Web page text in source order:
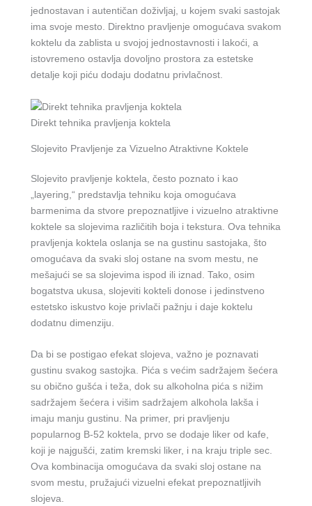
jednostavan i autentičan doživljaj, u kojem svaki sastojak
ima svoje mesto. Direktno pravljenje omogućava svakom
koktelu da zablista u svojoj jednostavnosti i lakoći, a
istovremeno ostavlja dovoljno prostora za estetske
detalje koji piću dodaju dodatnu privlačnost.
Direkt tehnika pravljenja koktela
Slojevito Pravljenje za Vizuelno Atraktivne Koktele
Slojevito pravljenje koktela, često poznato i kao
„layering,“ predstavlja tehniku koja omogućava
barmenima da stvore prepoznatljive i vizuelno atraktivne
koktele sa slojevima različitih boja i tekstura. Ova tehnika
pravljenja koktela oslanja se na gustinu sastojaka, što
omogućava da svaki sloj ostane na svom mestu, ne
mešajući se sa slojevima ispod ili iznad. Tako, osim
bogatstva ukusa, slojeviti kokteli donose i jedinstveno
estetsko iskustvo koje privlači pažnju i daje koktelu
dodatnu dimenziju.
Da bi se postigao efekat slojeva, važno je poznavati
gustinu svakog sastojka. Pića s većim sadržajem šećera
su obično gušća i teža, dok su alkoholna pića s nižim
sadržajem šećera i višim sadržajem alkohola lakša i
imaju manju gustinu. Na primer, pri pravljenju
popularnog B-52 koktela, prvo se dodaje liker od kafe,
koji je najgušći, zatim kremski liker, i na kraju triple sec.
Ova kombinacija omogućava da svaki sloj ostane na
svom mestu, pružajući vizuelni efekat prepoznatljivih
slojeva.